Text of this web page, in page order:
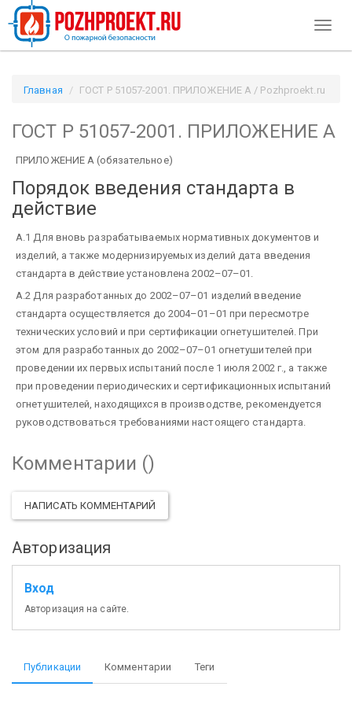
Главная ГОСТ Р 51057-2001. ПРИЛОЖЕНИЕ А / Pozhproekt.ru
ГОСТ Р 51057-2001. ПРИЛОЖЕНИЕ А
ПРИЛОЖЕНИЕ А (обязательное)
Порядок введения стандарта в
действие
A.1 Для вновь разрабатываемых нормативных документов и
изделий, а также модернизируемых изделий дата введения
стандарта в действие установлена 2002–07–01.
А.2 Для разработанных до 2002–07–01 изделий введение
стандарта осуществляется до 2004–01–01 при пересмотре
технических условий и при сертификации огнетушителей. При
этом для paзработанных до 2002–07–01 огнетушителей при
проведении их первых испытаний после 1 июля 2002 г., а также
при проведении периодических и сертификационных испытаний
огнетушителей, находящихся в производстве, рекомендуется
руководствоваться требованиями настоящего стандарта.
Комментарии ()
НАПИСАТЬ КОММЕНТАРИЙ
Авторизация
Вход
Авторизация на сайте.
Публикации Комментарии Теги